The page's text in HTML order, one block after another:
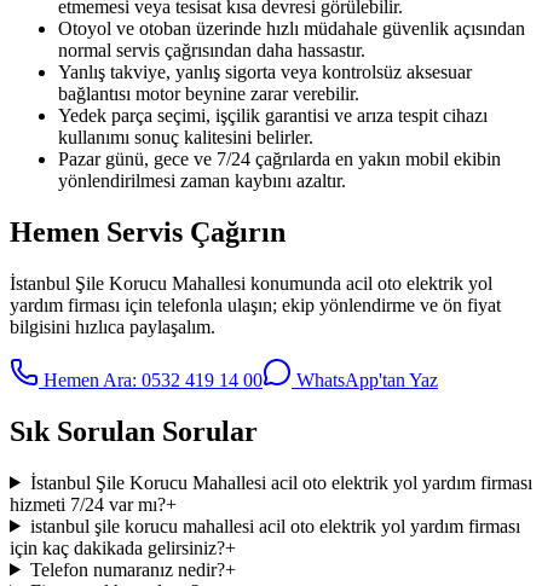
etmemesi veya tesisat kısa devresi görülebilir.
Otoyol ve otoban üzerinde hızlı müdahale güvenlik açısından
normal servis çağrısından daha hassastır.
Yanlış takviye, yanlış sigorta veya kontrolsüz aksesuar
bağlantısı motor beynine zarar verebilir.
Yedek parça seçimi, işçilik garantisi ve arıza tespit cihazı
kullanımı sonuç kalitesini belirler.
Pazar günü, gece ve 7/24 çağrılarda en yakın mobil ekibin
yönlendirilmesi zaman kaybını azaltır.
Hemen Servis Çağırın
İstanbul Şile Korucu Mahallesi konumunda acil oto elektrik yol
yardım firması için telefonla ulaşın; ekip yönlendirme ve ön fiyat
bilgisini hızlıca paylaşalım.
Hemen Ara: 0532 419 14 00 WhatsApp'tan Yaz
Sık Sorulan Sorular
İstanbul Şile Korucu Mahallesi acil oto elektrik yol yardım firması
hizmeti 7/24 var mı?+
istanbul şile korucu mahallesi acil oto elektrik yol yardım firması
için kaç dakikada gelirsiniz?+
Telefon numaranız nedir?+